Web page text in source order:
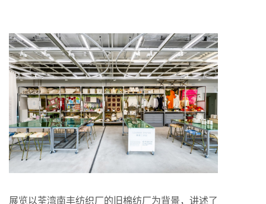
展览以荃湾南丰纺织厂的旧棉纺厂为背景，讲述了